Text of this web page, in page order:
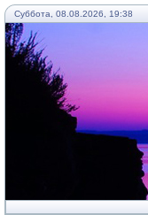
Суббота, 08.08.2026, 19:38